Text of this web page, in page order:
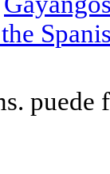
puede